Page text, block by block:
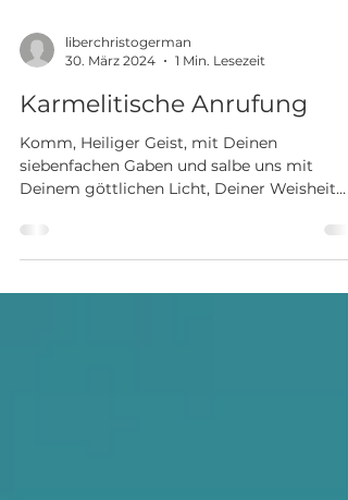
liberchristogerman
30. März 2024
1 Min. Lesezeit
Karmelitische Anrufung
Komm, Heiliger Geist, mit Deinen
siebenfachen Gaben und salbe uns mit